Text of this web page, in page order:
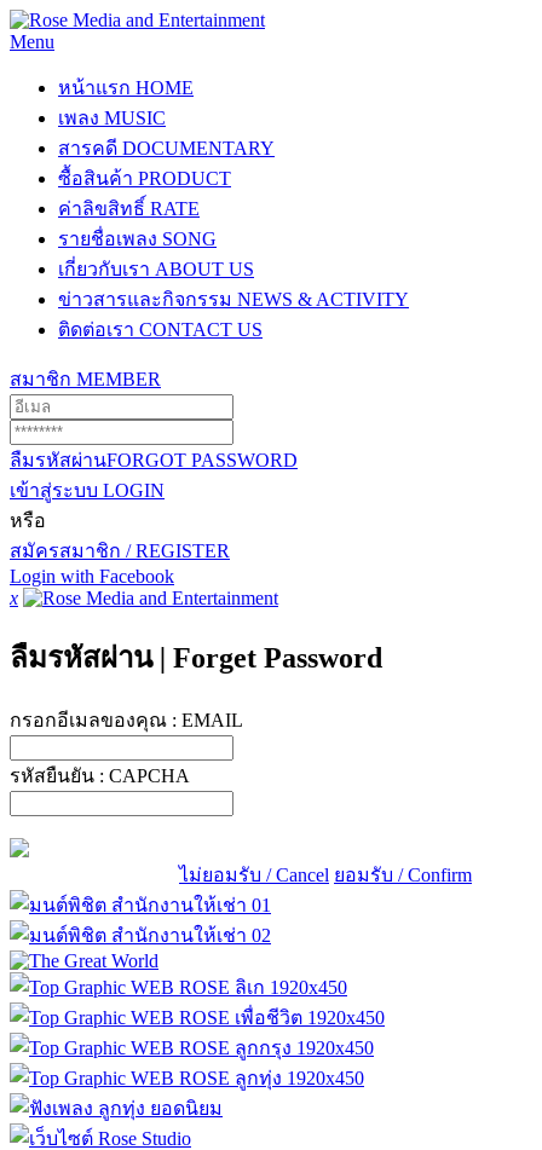
Menu
หน้าแรก HOME
เพลง MUSIC
สารคดี DOCUMENTARY
ซื้อสินค้า PRODUCT
ค่าลิขสิทธิ์ RATE
รายชื่อเพลง SONG
เกี่ยวกับเรา ABOUT US
ข่าวสารและกิจกรรม NEWS & ACTIVITY
ติดต่อเรา CONTACT US
สมาชิก MEMBER
ลืมรหัสผ่านFORGOT PASSWORD
เข้าสู่ระบบ LOGIN
หรือ
สมัครสมาชิก / REGISTER
Login with Facebook
x
ลืมรหัสผ่าน | Forget Password
กรอกอีเมลของคุณ : EMAIL
รหัสยืนยัน : CAPCHA
ไม่ยอมรับ / Cancel ยอมรับ / Confirm